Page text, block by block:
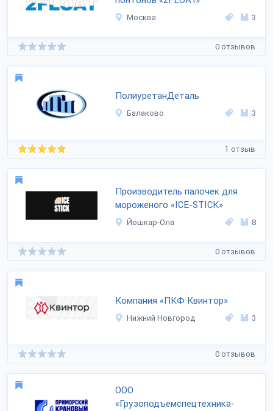
Москва 3
0 отзывов
ПолиуретанДеталь
Балаково 3
1 отзыв
Производитель палочек для
мороженого «ICE-STICK»
Йошкар-Ола 8
0 отзывов
Компания «ПКФ Квинтор»
Нижний Новгород 3
0 отзывов
ООО
«Грузоподъемспецтехника-